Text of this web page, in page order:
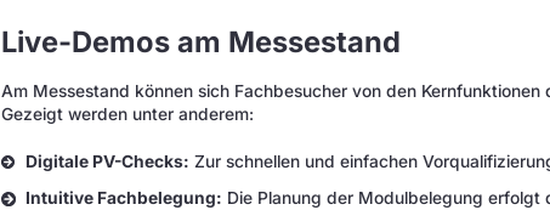
Live-Demos am Messestand
Am Messestand können sich Fachbesucher von den
Gezeigt werden unter anderem:
Digitale PV-Checks: Zur schnellen und einfachen
Intuitive Fachbelegung: Die Planung der Modulbelegung erfolgt